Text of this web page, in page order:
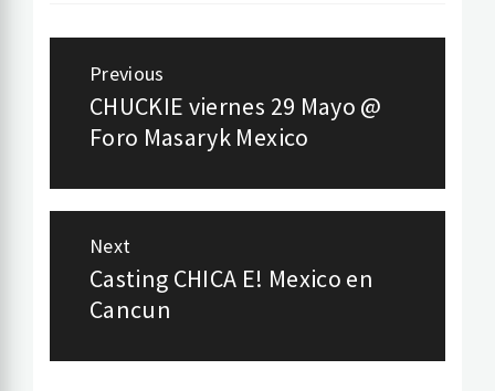
Post
navigation
Previous
Previous
post:
CHUCKIE viernes 29 Mayo @
Foro Masaryk Mexico
Next
Next
post:
Casting CHICA E! Mexico en
Cancun